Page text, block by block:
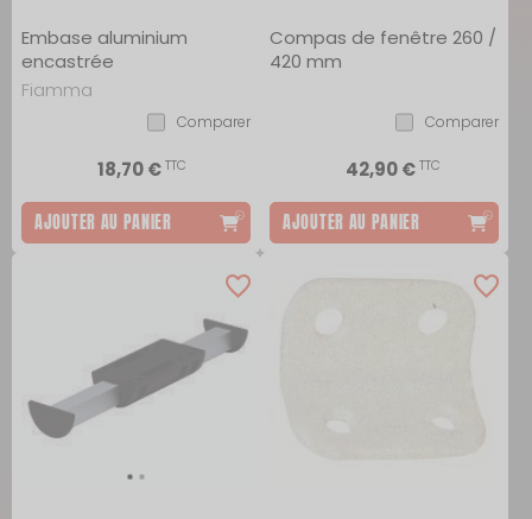
Embase aluminium
encastrée
Fiamma
Comparer
18,70 €TTC
AJOUTER AU PANIER
Compas de fenêtre 260 /
420 mm
Comparer
42,90 €TTC
AJOUTER AU PANIER